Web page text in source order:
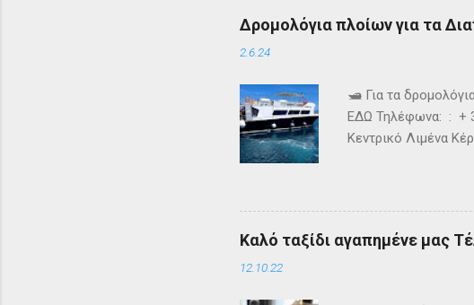
τον να
Δρομολόγια πλοίων για τα
2.6.24
🛥️ Για τα
ΕΔΩ Τηλέφωνα: : +
Κεντρικό Λιμένα
+302661024220
Καλό ταξίδι αγαπημένε μας
12.10.22